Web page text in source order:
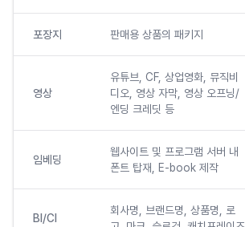
포장지 판매용 상품의 패키지
영상
유튜브, CF, 상업영화, 뮤직비
디오, 영상 자막, 영상 오프닝/
엔딩 크레딧 등
임베딩
웹사이트 및 프로그램 서버 내
폰트 탑재, E-book 제작
BI/CI
회사명, 브랜드명, 상품명, 로